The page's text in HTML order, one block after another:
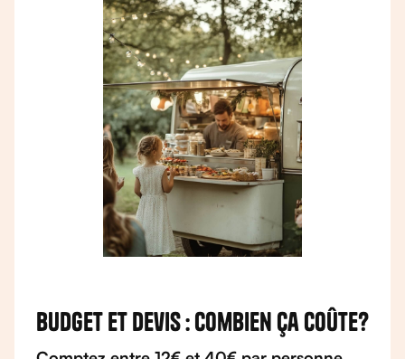
Budget et devis : combien ça coûte?